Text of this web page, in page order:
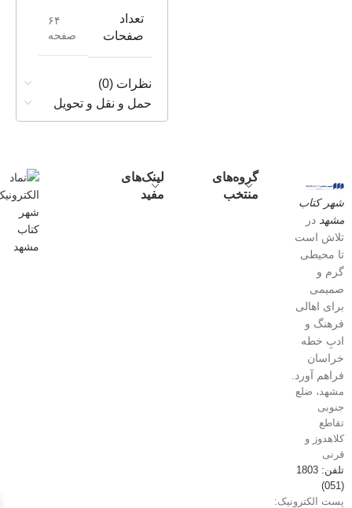
تعداد
صفحات
۶۴
صفحه
نظرات (0)
حمل و نقل و تحویل
شهر کتاب
مشهد در
تلاش است
تا محیطی
گرم و
صمیمی
برای اهالی
فرهنگ و
ادبِ خطه
خراسان
فراهم آورد.
مشهد، ضلع
جنوبی
تقاطع
کلاهدوز و
قرنی
تلفن: 1803
(051)
پست الکترونیک:
گروه‌های
منتخب
لینک‌های
مفید